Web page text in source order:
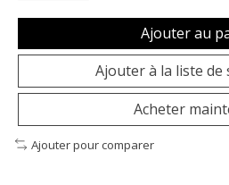
Ajouter au
Ajouter à la liste de
Acheter
Ajouter pour comparer